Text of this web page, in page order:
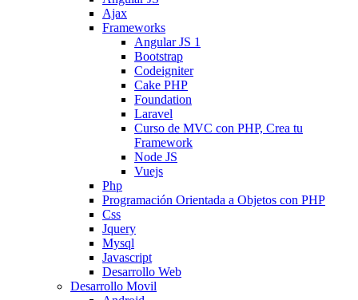
Ajax
Frameworks
Angular JS 1
Bootstrap
Codeigniter
Cake PHP
Foundation
Laravel
Curso de MVC con PHP, Crea tu
Framework
Node JS
Vuejs
Php
Programación Orientada a Objetos con PHP
Css
Jquery
Mysql
Javascript
Desarrollo Web
Desarrollo Movil